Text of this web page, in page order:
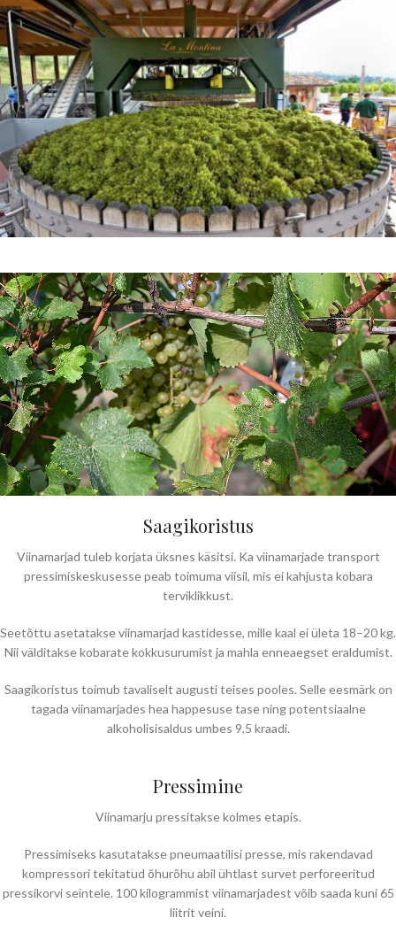
Saagikoristus
Viinamarjad tuleb korjata üksnes käsitsi. Ka viinamarjade transport
pressimiskeskusesse peab toimuma viisil, mis ei kahjusta kobara
terviklikkust.
Seetõttu asetatakse viinamarjad kastidesse, mille kaal ei ületa 18–20 kg.
Nii välditakse kobarate kokkusurumist ja mahla enneaegset eraldumist.
Saagikoristus toimub tavaliselt augusti teises pooles. Selle eesmärk on
tagada viinamarjades hea happesuse tase ning potentsiaalne
alkoholisisaldus umbes 9,5 kraadi.
Pressimine
Viinamarju pressitakse kolmes etapis.
Pressimiseks kasutatakse pneumaatilisi presse, mis rakendavad
kompressori tekitatud õhurõhu abil ühtlast survet perforeeritud
pressikorvi seintele. 100 kilogrammist viinamarjadest võib saada kuni 65
liitrit veini.